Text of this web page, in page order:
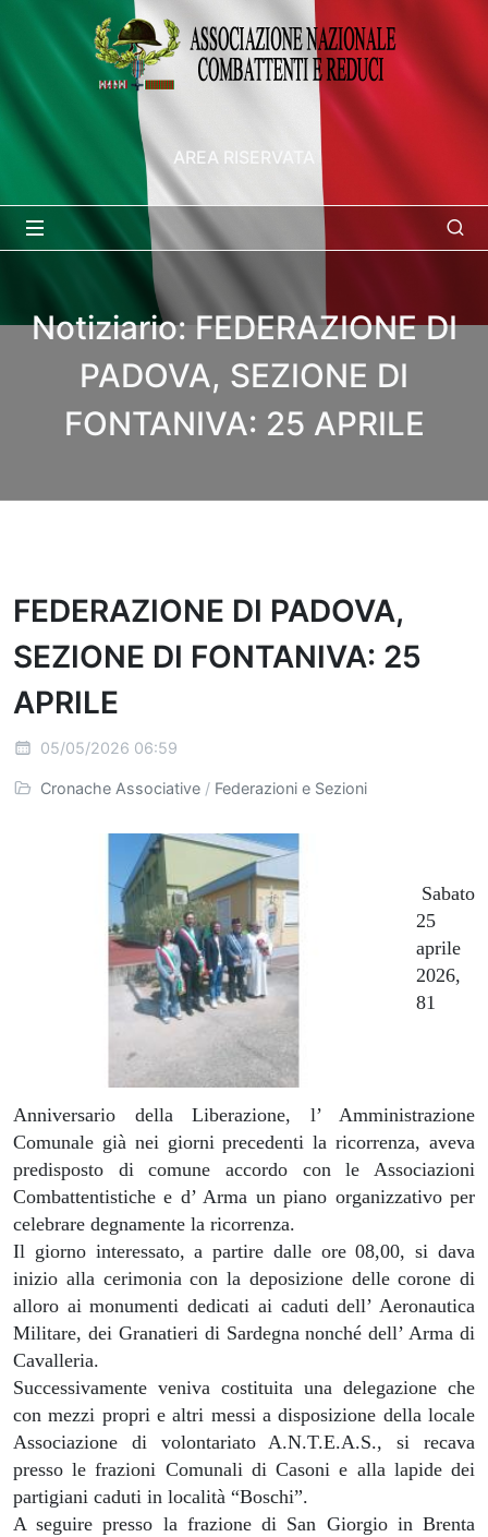
AREA RISERVATA
Notiziario: FEDERAZIONE DI
PADOVA, SEZIONE DI
FONTANIVA: 25 APRILE
FEDERAZIONE DI PADOVA,
SEZIONE DI FONTANIVA: 25
APRILE
05/05/2026 06:59
Cronache Associative / Federazioni e Sezioni
Sabato
25
aprile
2026,
81
Anniversario della Liberazione, l’ Amministrazione
Comunale già nei giorni precedenti la ricorrenza, aveva
predisposto di comune accordo con le Associazioni
Combattentistiche e d’ Arma un piano organizzativo per
celebrare degnamente la ricorrenza.
Il giorno interessato, a partire dalle ore 08,00, si dava
inizio alla cerimonia con la deposizione delle corone di
alloro ai monumenti dedicati ai caduti dell’ Aeronautica
Militare, dei Granatieri di Sardegna nonché dell’ Arma di
Cavalleria.
Successivamente veniva costituita una delegazione che
con mezzi propri e altri messi a disposizione della locale
Associazione di volontariato A.N.T.E.A.S., si recava
presso le frazioni Comunali di Casoni e alla lapide dei
partigiani caduti in località “Boschi”.
A seguire presso la frazione di San Giorgio in Brenta